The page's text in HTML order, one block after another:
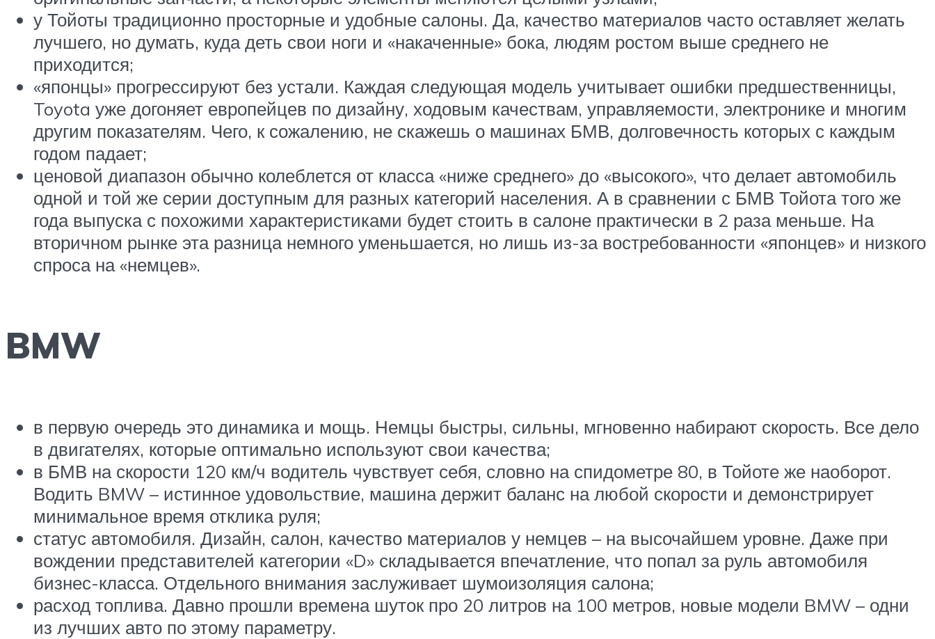
у Тойоты традиционно просторные и удобные салоны. Да, качество материалов часто оставляет желать
лучшего, но думать, куда деть свои ноги и «накаченные» бока, людям ростом выше среднего не
приходится;
«японцы» прогрессируют без устали. Каждая следующая модель учитывает ошибки предшественницы,
Toyota уже догоняет европейцев по дизайну, ходовым качествам, управляемости, электронике и многим
другим показателям. Чего, к сожалению, не скажешь о машинах БМВ, долговечность которых с каждым
годом падает;
ценовой диапазон обычно колеблется от класса «ниже среднего» до «высокого», что делает автомобиль
одной и той же серии доступным для разных категорий населения. А в сравнении с БМВ Тойота того же
года выпуска с похожими характеристиками будет стоить в салоне практически в 2 раза меньше. На
вторичном рынке эта разница немного уменьшается, но лишь из-за востребованности «японцев» и низкого
спроса на «немцев».
BMW
в первую очередь это динамика и мощь. Немцы быстры, сильны, мгновенно набирают скорость. Все дело
в двигателях, которые оптимально используют свои качества;
в БМВ на скорости 120 км/ч водитель чувствует себя, словно на спидометре 80, в Тойоте же наоборот.
Водить BMW – истинное удовольствие, машина держит баланс на любой скорости и демонстрирует
минимальное время отклика руля;
статус автомобиля. Дизайн, салон, качество материалов у немцев – на высочайшем уровне. Даже при
вождении представителей категории «D» складывается впечатление, что попал за руль автомобиля
бизнес-класса. Отдельного внимания заслуживает шумоизоляция салона;
расход топлива. Давно прошли времена шуток про 20 литров на 100 метров, новые модели BMW – одни
из лучших авто по этому параметру.